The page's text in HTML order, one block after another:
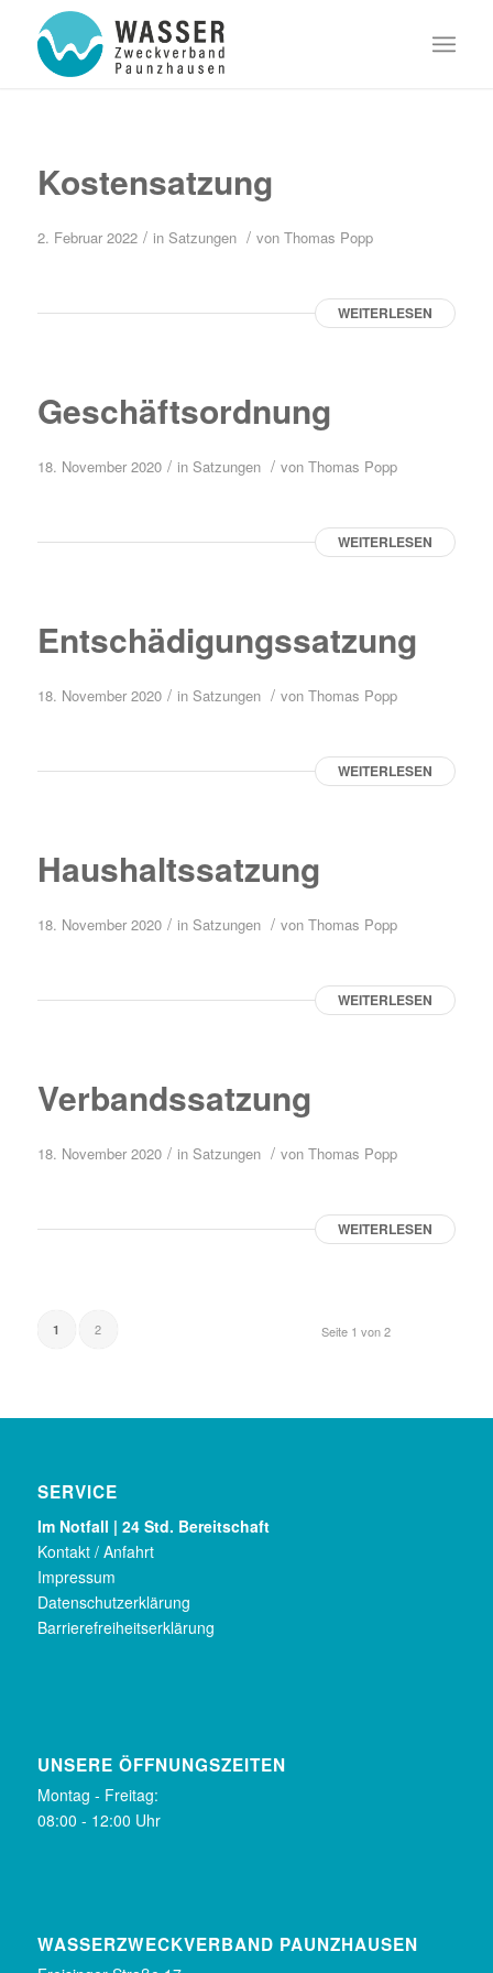
Kostensatzung
2. Februar 2022 / in Satzungen / von Thomas Popp
WEITERLESEN
Geschäftsordnung
18. November 2020 / in Satzungen / von Thomas Popp
WEITERLESEN
Entschädigungssatzung
18. November 2020 / in Satzungen / von Thomas Popp
WEITERLESEN
Haushaltssatzung
18. November 2020 / in Satzungen / von Thomas Popp
WEITERLESEN
Verbandssatzung
18. November 2020 / in Satzungen / von Thomas Popp
WEITERLESEN
Seite 1 von 2
1 2
SERVICE
Im Notfall | 24 Std. Bereitschaft
Kontakt / Anfahrt
Impressum
Datenschutzerklärung
Barrierefreiheitserklärung
UNSERE ÖFFNUNGSZEITEN
Montag - Freitag:
08:00 - 12:00 Uhr
WASSERZWECKVERBAND PAUNZHAUSEN